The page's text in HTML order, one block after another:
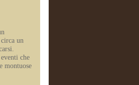
un
che
montuose